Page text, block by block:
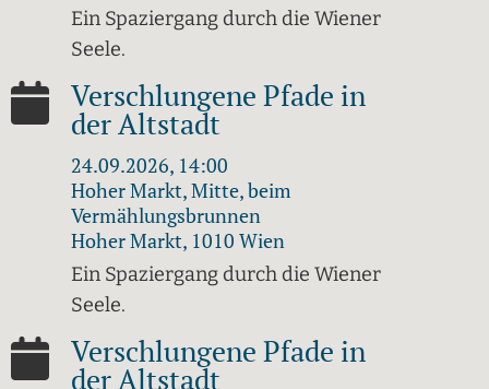
Ein Spaziergang durch die Wiener
Seele.
Verschlungene Pfade in
der Altstadt
24.09.2026, 14:00
Hoher Markt, Mitte, beim
Vermählungsbrunnen
Hoher Markt, 1010 Wien
Ein Spaziergang durch die Wiener
Seele.
Verschlungene Pfade in
der Altstadt